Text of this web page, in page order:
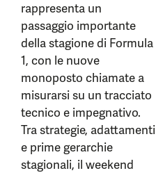
rappresenta un
passaggio importante
della stagione di Formula
1, con le nuove
monoposto chiamate a
misurarsi su un tracciato
tecnico e impegnativo.
Tra strategie, adattamenti
e prime gerarchie
stagionali, il weekend